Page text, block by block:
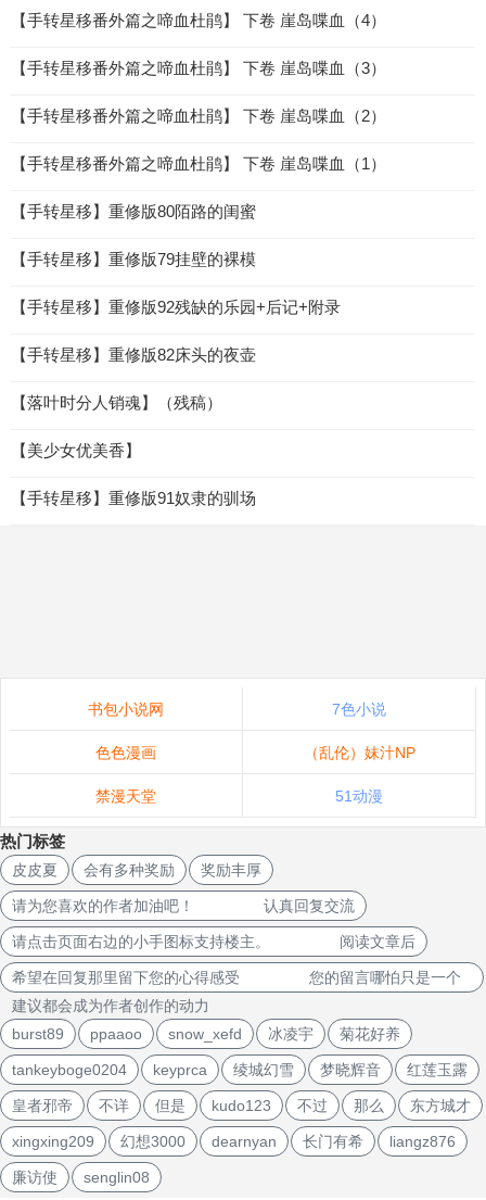
【手转星移番外篇之啼血杜鹃】 下卷 崖岛喋血（4）
【手转星移番外篇之啼血杜鹃】 下卷 崖岛喋血（3）
【手转星移番外篇之啼血杜鹃】 下卷 崖岛喋血（2）
【手转星移番外篇之啼血杜鹃】 下卷 崖岛喋血（1）
【手转星移】重修版80陌路的闺蜜
【手转星移】重修版79挂壁的裸模
【手转星移】重修版92残缺的乐园+后记+附录
【手转星移】重修版82床头的夜壶
【落叶时分人销魂】（残稿）
【美少女优美香】
【手转星移】重修版91奴隶的驯场
书包小说网 7色小说
色色漫画 （乱伦）妹汁NP
禁漫天堂 51动漫
热门标签
皮皮夏 会有多种奖励 奖励丰厚
请为您喜欢的作者加油吧！ 认真回复交流
请点击页面右边的小手图标支持楼主。 阅读文章后
希望在回复那里留下您的心得感受 您的留言哪怕只是一个
建议都会成为作者创作的动力
burst89
ppaaoo snow_xefd 冰凌宇 菊花好养
tankeyboge0204 keyprca 绫城幻雪 梦晓辉音 红莲玉露
皇者邪帝 不详 但是 kudo123 不过 那么 东方城才
xingxing209 幻想3000 dearnyan 长门有希 liangz876
廉访使 senglin08